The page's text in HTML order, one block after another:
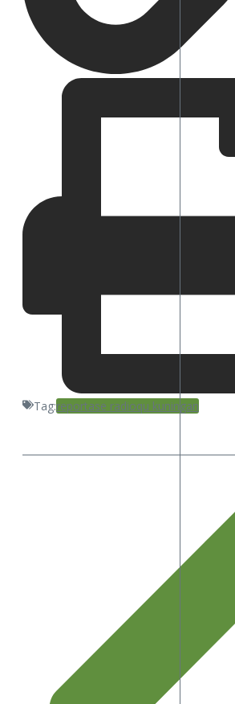
Tag:reportase radioqu kuningan